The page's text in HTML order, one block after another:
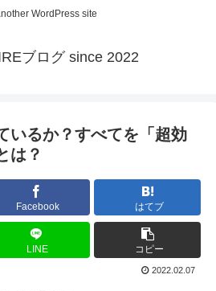
WordPress site
ブログ since 2022
いるか？すべてを「超効
は？
Facebook はてブ
LINE コピー
2022.02.07